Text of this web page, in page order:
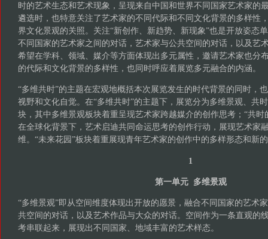
时的艺术生态和艺术现象，呈现来自中国和世界不同国家艺术家的
遴选时，也特意关注了艺术家的不同代际和不同文化背景的多样性
界文化景观的关照。关注“新创作、新趋势、新现象”也是开放姿态
不同国家的艺术家之间的对话，艺术家与公共空间的对话，以及艺
希望在学科、领域、媒介等方面体现出多元属性，邀请艺术家也分
的代际和文化背景的多样性，也同时呼应着展览多元融合的内涵。
“多维共时”的主题在宏观地概括本次展览发生的时代背景的同时，
视野和文化自觉。在“多维共时”的主题下，展览分为多维景观、共
块，其中多维景观板块着重呈现艺术家跨越媒介的创作思考；“共时
在全球化背景下，艺术启迪共同命运思考的创作行动，展现艺术家
维。“未来花园”板块着重展现青年艺术家的创作中的多样形态和新
1
第一单元 多维景观
“多维景观”即从空间维度体现出开放的愿景，融合不同国家的艺术
共空间的对话，以及艺术作品与大众的对话。空间作为一条直观的
考串联起来，展现出不同国家、地域丰富的艺术样态。